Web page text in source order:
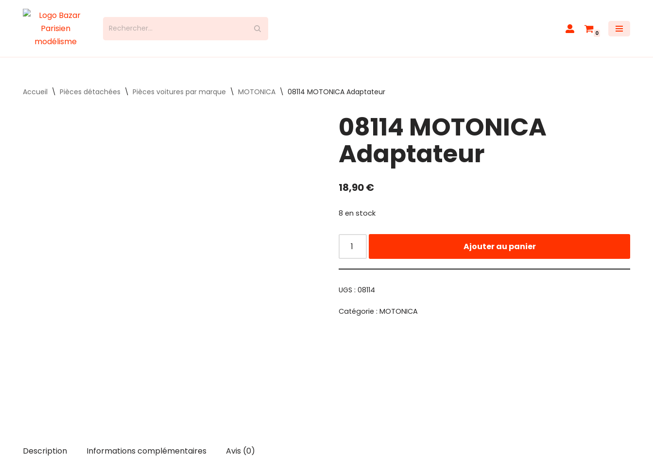
0
Accueil \ Pièces détachées \ Pièces voitures par marque \ MOTONICA \ 08114 MOTONICA Adaptateur
08114 MOTONICA
Adaptateur
18,90€
8 en stock
Ajouter au panier
UGS : 08114
Catégorie : MOTONICA
Description Informations complémentaires Avis (0)